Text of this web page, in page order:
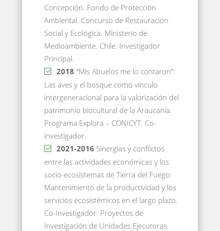
Concepción. Fondo de Protección
Ambiental. Concurso de Restauración
Social y Ecológica. Ministerio de
Medioambiente. Chile. Investigador
Principal.
2018 “Mis Abuelos me lo contaron”:
Las aves y el bosque como vínculo
intergeneracional para la valorización del
patrimonio biocultural de la Araucanía.
Programa Explora – CONICYT. Co-
investigador.
2021-2016 Sinergias y conflictos
entre las actividades económicas y los
socio-ecosistemas de Tierra del Fuego:
Mantenimiento de la productividad y los
servicios ecosistémicos en el largo plazo.
Co-Investigador. Proyectos de
Investigación de Unidades Ejecutoras.